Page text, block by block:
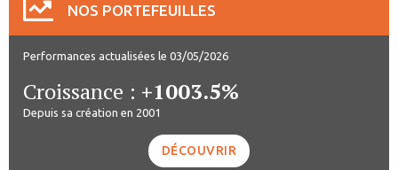
NOS PORTEFEUILLES
Performances actualisées le 03/05/2026
Croissance : +1003.5%
Depuis sa création en 2001
DÉCOUVRIR